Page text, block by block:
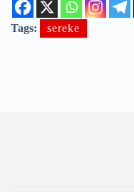
Tags: sereke